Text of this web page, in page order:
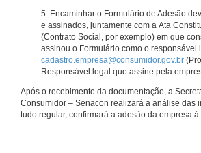
5. Encaminhar o Formulário de Adesão
e assinados, juntamente com a Ata
(Contrato Social, por exemplo) em que
assinou o Formulário como o responsável
cadastro.empresa@consumidor.gov.br
Responsável legal que assine pela
Após o recebimento da documentação, a
Consumidor – Senacon realizará a análise das
tudo regular, confirmará a adesão da empresa